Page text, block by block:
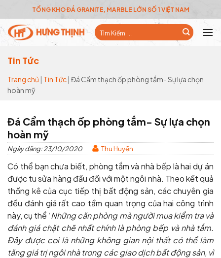
to
content
TỔNG KHO ĐÁ GRANITE, MARBLE LỚN SỐ 1 VIỆT NAM
Tìm
kiếm:
Tin Tức
Trang chủ | Tin Tức| Đá Cẩm thạch ốp phòng tắm- Sự lựa chọn
hoàn mỹ
Đá Cẩm thạch ốp phòng tắm- Sự lựa chọn
hoàn mỹ
Ngày đăng: 23/10/2020 Thu Huyền
Có thể bạn chưa biết, phòng tắm và nhà bếp là hai dự án
được tu sửa hàng đầu đối với một ngôi nhà. Theo kết quả
thống kê của cục tiếp thị bất động sản, các chuyên gia
đều đánh giá rất cao tầm quan trọng của hai công trình
này, cụ thể ‘Những căn phòng mà người mua kiểm tra và
đánh giá chặt chẽ nhất chính là phòng bếp và nhà tắm.
Đây được coi là những không gian nội thất có thể làm
tăng giá trị ngôi nhà trong các giao dịch bất động sản, vì